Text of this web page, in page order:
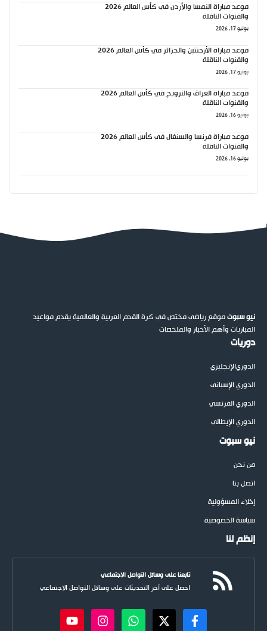
موعد مباراة النمسا والأردن في كأس العالم 2026
والقنوات الناقلة
يونيو 17, 2026
موعد مباراة الأرجنتين والجزائر في كأس العالم 2026
والقنوات الناقلة
يونيو 17, 2026
موعد مباراة العراق والنرويج في كأس العالم 2026
والقنوات الناقلة
يونيو 16, 2026
موعد مباراة فرنسا والسنغال في كأس العالم 2026
والقنوات الناقلة
يونيو 16, 2026
نيو سبوتموقع رياضي مختص في كرة القدم العربية والعالمية يقدم مواعيد
المباريات وأهم الأخبار والملخصات
دوريات
الدوريالإنجليزي
الدوري الإسباني
الدوري الفرنسي
الدوري الإيطالي
نيو سبوت
من نحن
اتصل بنا
إخلاء المسؤولية
سياسة الخصوصية
إنظم لنا
تابعنا على وسائل التواصل الاجتماعي
احصل على آخر التحديثات على وسائل التواصل الاجتماعي